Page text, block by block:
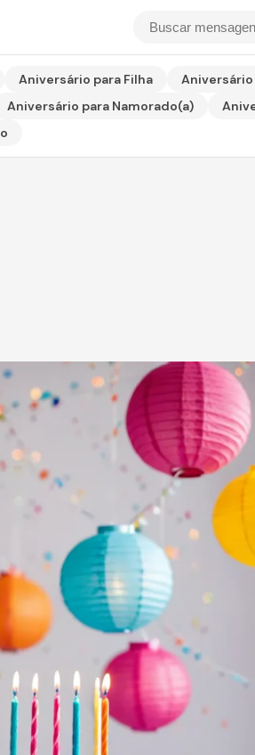
Aniversário para Filha Aniversário
Aniversário para Namorado(a)